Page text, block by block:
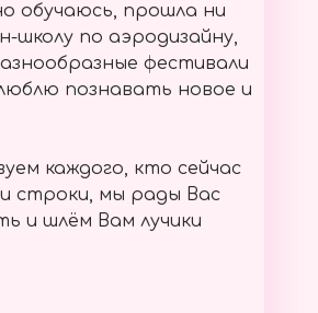
обучаюсь, прошла ни
школу по аэродизайну,
фестивали
познавать новое и
каждого, кто сейчас
строки, мы рады Вас
и шлём Вам лучики